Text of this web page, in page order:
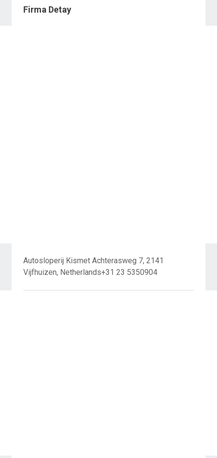
Firma Detay
Autosloperij Kismet Achterasweg 7, 2141
Vijfhuizen, Netherlands+31 23 5350904